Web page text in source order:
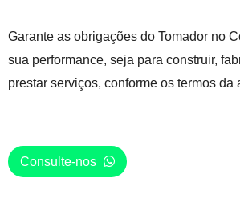
Garante as obrigações do Tomador no
sua performance, seja para construir,
prestar serviços, conforme os termos da
Consulte-nos